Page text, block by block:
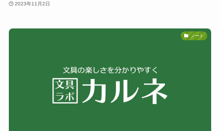
2023年11月2日
ノート